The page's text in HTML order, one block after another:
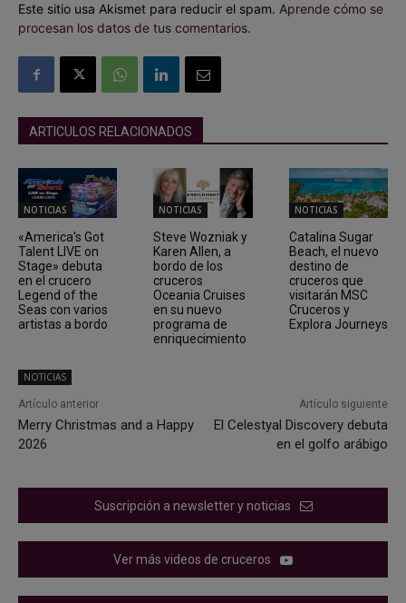
Este sitio usa Akismet para reducir el spam. Aprende cómo se
procesan los datos de tus comentarios.
ARTICULOS RELACIONADOS
NOTICIAS
«America’s Got
Talent LIVE on
Stage» debuta
en el crucero
Legend of the
Seas con varios
artistas a bordo
NOTICIAS
Steve Wozniak y
Karen Allen, a
bordo de los
cruceros
Oceania Cruises
en su nuevo
programa de
enriquecimiento
NOTICIAS
Catalina Sugar
Beach, el nuevo
destino de
cruceros que
visitarán MSC
Cruceros y
Explora Journeys
NOTICIAS
Artículo anterior
Merry Christmas and a Happy
2026
Artículo siguiente
El Celestyal Discovery debuta
en el golfo arábigo
Suscripción a newsletter y noticias
Ver más videos de cruceros